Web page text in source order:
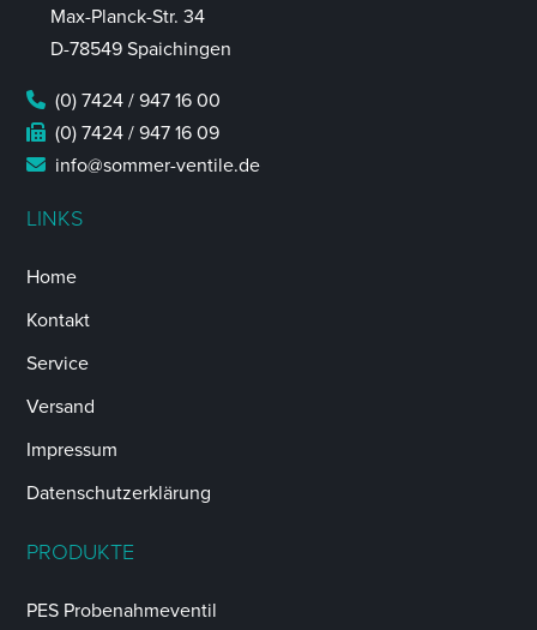
Max-Planck-Str. 34
D-78549 Spaichingen
(0) 7424 / 947 16 00
(0) 7424 / 947 16 09
info@sommer-ventile.de
LINKS
Home
Kontakt
Service
Versand
Impressum
Datenschutzerklärung
PRODUKTE
PES Probenahmeventil